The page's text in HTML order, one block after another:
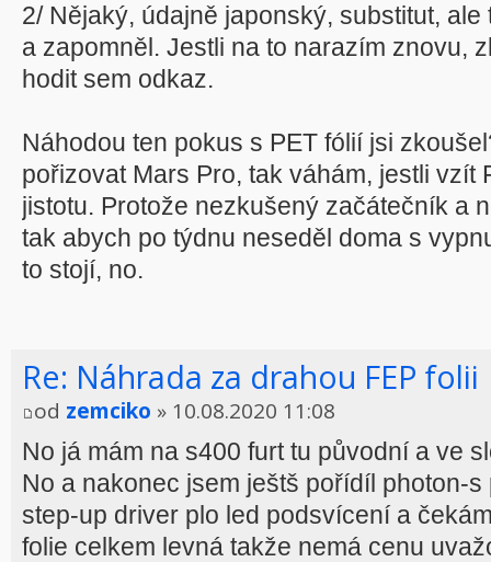
2/ Nějaký, údajně japonský, substitut,
a zapomněl. Jestli na to narazím znovu,
hodit sem odkaz.
Náhodou ten pokus s PET fólií jsi
pořizovat Mars Pro, tak váhám, jestli vzít
jistotu. Protože nezkušený začátečník a
tak abych po týdnu neseděl doma s
to stojí, no.
Re: Náhrada za drahou FEP folii
od zemciko » 10.08.2020 11:08
No já mám na s400 furt tu původní a ve
No a nakonec jsem ještš pořídíl photon-
step-up driver plo led podsvícení a
folie celkem levná takže nemá cenu